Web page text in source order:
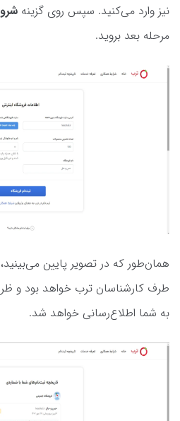
نیز وارد می‌کنید. سپس روی گزینه
مرحله بعد بروید.
همان‌طور که در تصویر پایین
به شما اطلاع‌رسانی خواهد شد.